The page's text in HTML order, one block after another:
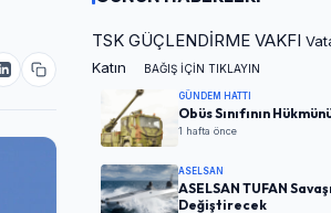
TSK GÜÇLENDİRME VAKFI
Katın
BAĞIŞ İÇİN TIKLAYIN
GÜNDEM HATTI
Obüs Sınıfının
1 hafta önce
ASELSAN
ASELSAN TUFAN
Değiştirecek